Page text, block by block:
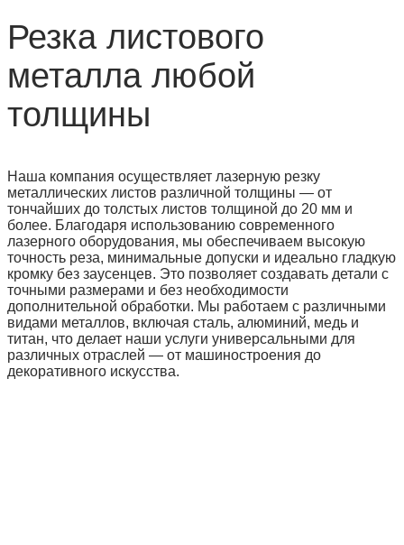
Резка листового
металла любой
толщины
Наша компания осуществляет лазерную резку
металлических листов различной толщины — от
тончайших до толстых листов толщиной до 20 мм и
более. Благодаря использованию современного
лазерного оборудования, мы обеспечиваем высокую
точность реза, минимальные допуски и идеально гладкую
кромку без заусенцев. Это позволяет создавать детали с
точными размерами и без необходимости
дополнительной обработки. Мы работаем с различными
видами металлов, включая сталь, алюминий, медь и
титан, что делает наши услуги универсальными для
различных отраслей — от машиностроения до
декоративного искусства.